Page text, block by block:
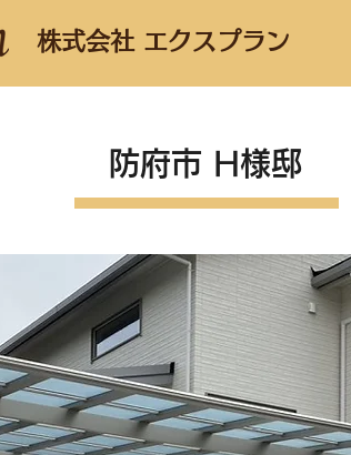
株式会社 エクスプラン
防府市 H様邸